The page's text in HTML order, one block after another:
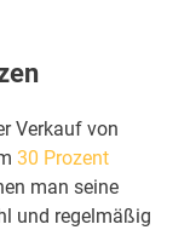
Verkauf von
30 Prozent
man seine
und regelmäßig